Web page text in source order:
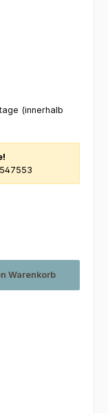
(innerhalb
Warenkorb